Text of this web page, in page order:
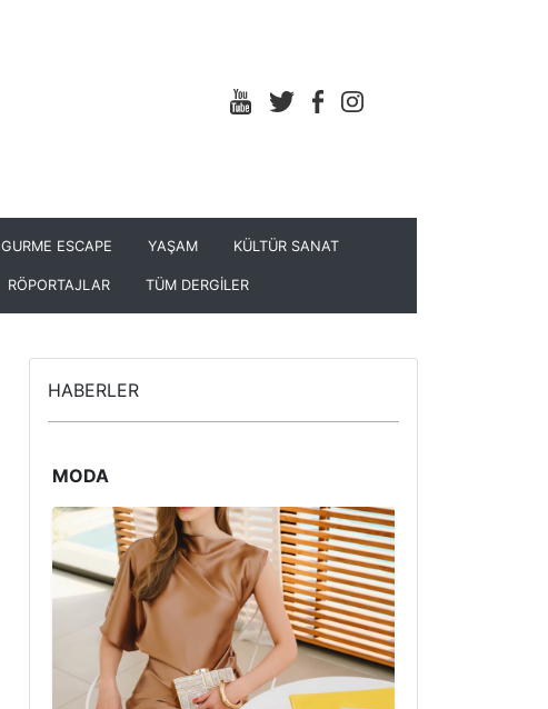
GURME ESCAPE YAŞAM KÜLTÜR SANAT
RÖPORTAJLAR TÜM DERGİLER
HABERLER
MODA